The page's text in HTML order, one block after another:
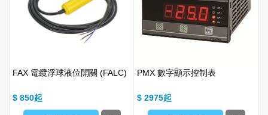
FAX 電纜浮球液位開關 (FALC)
$ 850
PMX 數字顯示控制表
$ 2975